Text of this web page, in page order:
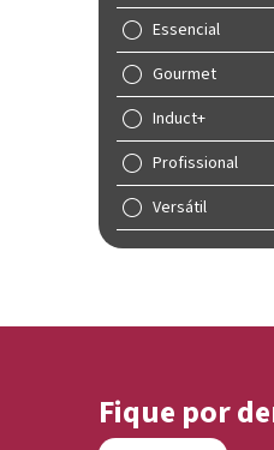
Essencial
Gourmet
Induct+
Profissional
Versátil
Fique por